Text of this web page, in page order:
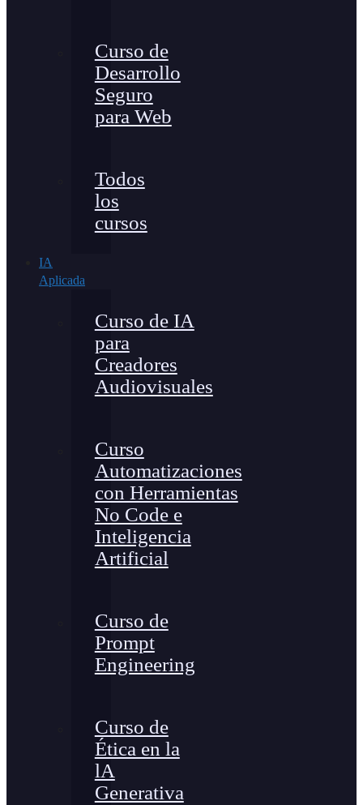
Curso de
Desarrollo
Seguro
para Web
Todos
los
cursos
IA
Aplicada
Curso de IA
para
Creadores
Audiovisuales
Curso
Automatizaciones
con Herramientas
No Code e
Inteligencia
Artificial
Curso de
Prompt
Engineering
Curso de
Ética en la
lA
Generativa